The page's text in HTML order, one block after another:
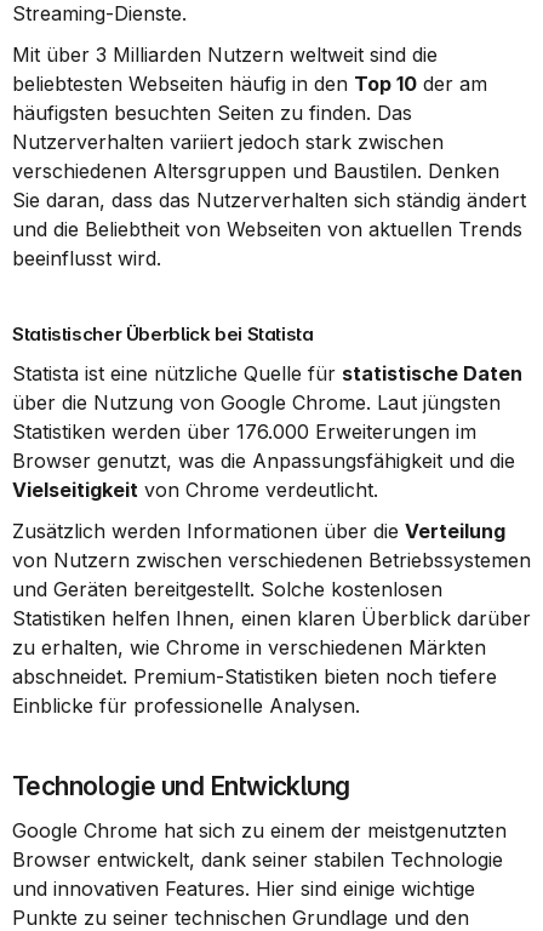
Streaming-Dienste.
Mit über 3 Milliarden Nutzern weltweit sind die
beliebtesten Webseiten häufig in den Top 10 der am
häufigsten besuchten Seiten zu finden. Das
Nutzerverhalten variiert jedoch stark zwischen
verschiedenen Altersgruppen und Baustilen. Denken
Sie daran, dass das Nutzerverhalten sich ständig ändert
und die Beliebtheit von Webseiten von aktuellen Trends
beeinflusst wird.
Statistischer Überblick bei Statista
Statista ist eine nützliche Quelle für statistische Daten
über die Nutzung von Google Chrome. Laut jüngsten
Statistiken werden über 176.000 Erweiterungen im
Vielseitigkeit von Chrome verdeutlicht.
Zusätzlich werden Informationen über die Verteilung
von Nutzern zwischen verschiedenen Betriebssystemen
und Geräten bereitgestellt. Solche kostenlosen
Statistiken helfen Ihnen, einen klaren Überblick darüber
zu erhalten, wie Chrome in verschiedenen Märkten
abschneidet. Premium-Statistiken bieten noch tiefere
Einblicke für professionelle Analysen.
Technologie und Entwicklung
Google Chrome hat sich zu einem der meistgenutzten
Browser entwickelt, dank seiner stabilen Technologie
und innovativen Features. Hier sind einige wichtige
Punkte zu seiner technischen Grundlage und den